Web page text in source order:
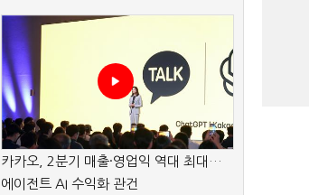
카카오, 2분기 매출·영업익 역대 최대…
에이전트 AI 수익화 관건